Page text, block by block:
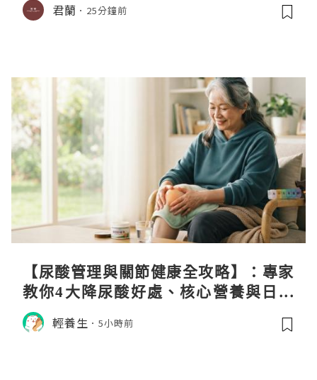
君蘭 25分鐘前
【尿酸管理與關節健康全攻略】：專家
教你4大降尿酸好處、核心營養與日常
飲食調理秘訣
輕養生 5小時前